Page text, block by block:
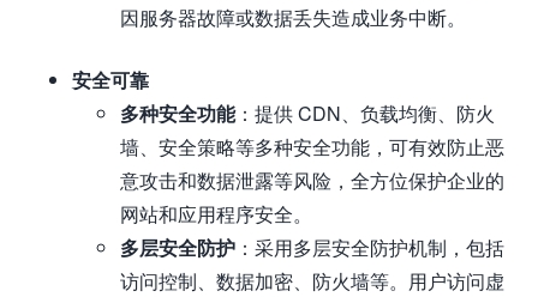
因服务器故障或数据丢失造成业务中断。
安全可靠
多种安全功能：提供 CDN、负载均衡、防火
墙、安全策略等多种安全功能，可有效防止恶
意攻击和数据泄露等风险，全方位保护企业的
网站和应用程序安全。
多层安全防护 ：采用多层安全防护机制，包括
访问控制、数据加密、防火墙等。用户访问虚